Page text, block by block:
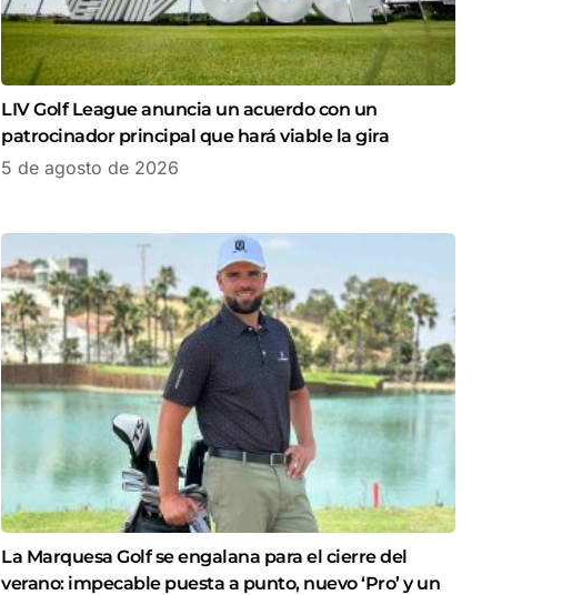
LIV Golf League anuncia un acuerdo con un
patrocinador principal que hará viable la gira
5 de agosto de 2026
La Marquesa Golf se engalana para el cierre del
verano: impecable puesta a punto, nuevo ‘Pro’ y un